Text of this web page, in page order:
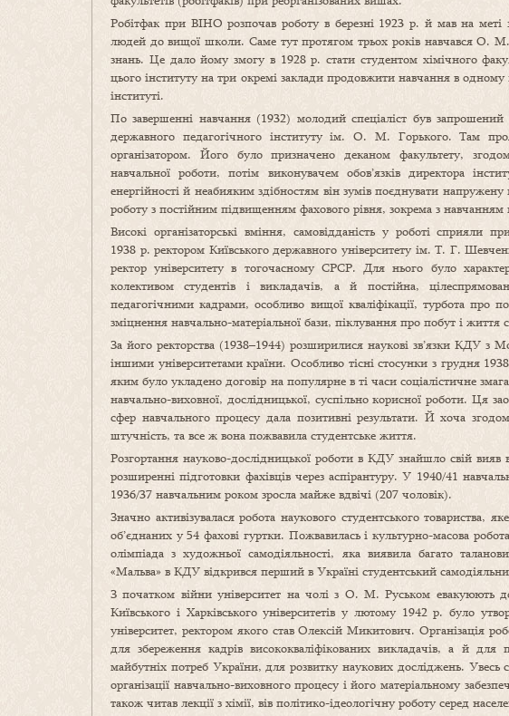
Робітфак при ВІНО розпочав роботу в березні 1923 р. й мав на меті
людей до вищої школи. Саме тут протягом трьох років навчався О.
знань. Це дало йому змогу в 1928 р. стати студентом хімічного
цього інституту на три окремі заклади продовжити навчання в
інституті.
По завершенні навчання (1932) молодий спеціаліст був запрошений
державного педагогічного інституту ім. О. М. Горького. Там
організатором. Його було призначено деканом факультету,
навчальної роботи, потім виконувачем обов’язків директора
енергійності й неабияким здібностям він зумів поєднувати напружену
роботу з постійним підвищенням фахового рівня, зокрема з навчанням
Високі організаторські вміння, самовідданість у роботі сприяли
1938 р. ректором Київського державного університету ім. Т. Г.
ректор університету в тогочасному СРСР. Для нього було
колективом студентів і викладачів, а й постійна,
педагогічними кадрами, особливо вищої кваліфікації, турбота про
зміцнення навчально-матеріальної бази, піклування про побут і життя
За його ректорства (1938–1944) розширилися наукові зв’язки КДУ з
іншими університетами країни. Особливо тісні стосунки з грудня
яким було укладено договір на популярне в ті часи соціалістичне
навчально-виховної, дослідницької, суспільно корисної роботи. Ця
сфер навчального процесу дала позитивні результати. Й хоча
штучність, та все ж вона пожвавила студентське життя.
Розгортання науково-дослідницької роботи в КДУ знайшло свій вияв
розширенні підготовки фахівців через аспірантуру. У 1940/41
1936/37 навчальним роком зросла майже вдвічі (207 чоловік).
Значно активізувалася робота наукового студентського товариства,
об’єднаних у 54 фахові гуртки. Пожвавилась і культурно-масова
олімпіада з художньої самодіяльності, яка виявила багато
«Мальва» в КДУ відкрився перший в Україні студентський
З початком війни університет на чолі з О. М. Руськом евакуюють
Київського і Харківського університетів у лютому 1942 р. було
університет, ректором якого став Олексій Микитович. Організація
для збереження кадрів висококваліфікованих викладачів, а й для
майбутніх потреб України, для розвитку наукових досліджень. Увесь
організації навчально-виховного процесу і його матеріальному
також читав лекції з хімії, вів політико-ідеологічну роботу серед